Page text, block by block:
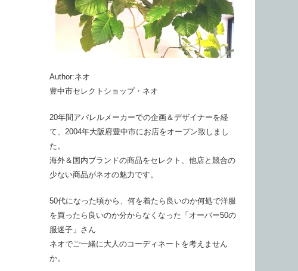
Author:ネオ
豊中市セレクトショップ・ネオ
20年間アパレルメーカーでの企画＆デザイナーを経
て、2004年大阪府豊中市にお店をオープン致しまし
た。
海外＆国内ブランドの商品をセレクト、他店と競合の
少ない商品がネオの魅力です。
50代になった頃から、何を着たら良いのか何処で洋服
を買ったら良いのか分からなくなった「オーバー50の
服迷子」さん
ネオでご一緒に大人のコーディネートを考えません
か。